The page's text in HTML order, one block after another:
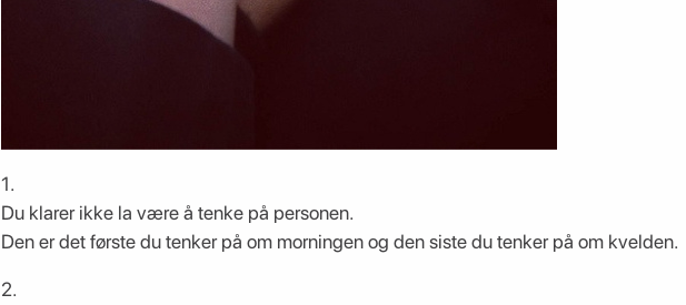
1.
Du klarer ikke la være å tenke på personen.
Den er det første du tenker på om morningen og den siste du tenker på om kvelden.
2.